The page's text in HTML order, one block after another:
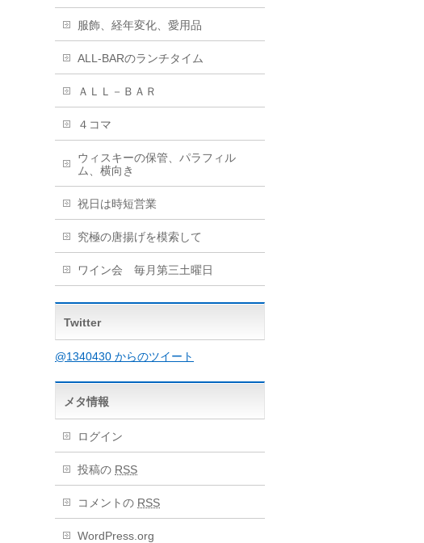
服飾、経年変化、愛用品
ALL-BARのランチタイム
ＡＬＬ－ＢＡＲ
４コマ
ウィスキーの保管、パラフィル
ム、横向き
祝日は時短営業
究極の唐揚げを模索して
ワイン会 毎月第三土曜日
Twitter
@1340430 からのツイート
メタ情報
ログイン
投稿の RSS
コメントの RSS
WordPress.org